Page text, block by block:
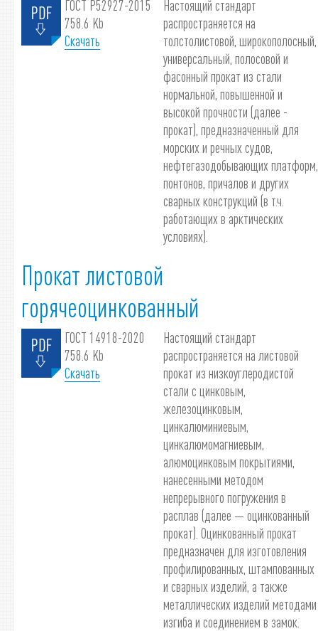
ГОСТ Р52927-2015
758.6 Kb
Скачать
Настоящий стандарт
распространяется на
толстолистовой, широкополосный,
универсальный, полосовой и
фасонный прокат из стали
нормальной, повышенной и
высокой прочности (далее -
прокат), предназначенный для
морских и речных судов,
нефтегазодобывающих платформ,
понтонов, причалов и других
сварных конструкций (в т.ч.
работающих в арктических
условиях).
Прокат листовой
горячеоцинкованный
ГОСТ 14918-2020
758.6 Kb
Скачать
Настоящий стандарт
распространяется на листовой
прокат из низкоуглеродистой
стали с цинковым,
железоцинковым,
цинкалюминиевым,
цинкалюмомагниевым,
алюмоцинковым покрытиями,
нанесенными методом
непрерывного погружения в
расплав (далее — оцинкованный
прокат). Оцинкованный прокат
предназначен для изготовления
профилированных, штампованных
и сварных изделий, а также
металлических изделий методами
изгиба и соединением в замок.